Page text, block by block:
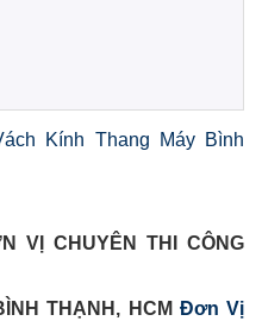
Kính Thang Máy Bình
VỊ CHUYÊN THI CÔNG
THẠNH, HCM Đơn Vị